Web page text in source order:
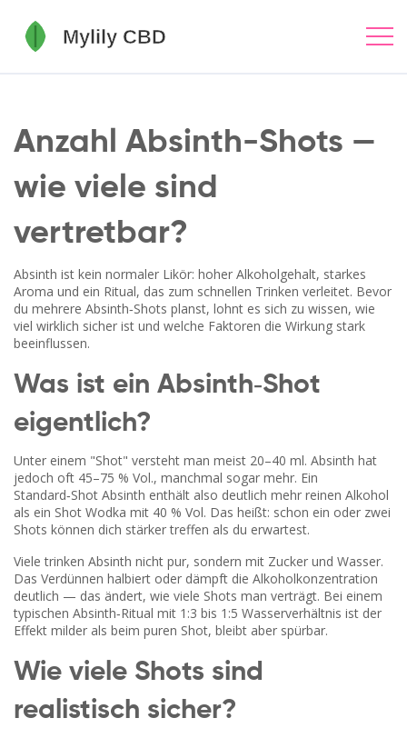
Anzahl Absinth-Shots —
wie viele sind
vertretbar?
Absinth ist kein normaler Likör: hoher Alkoholgehalt, starkes
Aroma und ein Ritual, das zum schnellen Trinken verleitet. Bevor
du mehrere Absinth‑Shots planst, lohnt es sich zu wissen, wie
viel wirklich sicher ist und welche Faktoren die Wirkung stark
beeinflussen.
Was ist ein Absinth‑Shot
eigentlich?
Unter einem "Shot" versteht man meist 20–40 ml. Absinth hat
jedoch oft 45–75 % Vol., manchmal sogar mehr. Ein
Standard‑Shot Absinth enthält also deutlich mehr reinen Alkohol
als ein Shot Wodka mit 40 % Vol. Das heißt: schon ein oder zwei
Shots können dich stärker treffen als du erwartest.
Viele trinken Absinth nicht pur, sondern mit Zucker und Wasser.
Das Verdünnen halbiert oder dämpft die Alkoholkonzentration
deutlich — das ändert, wie viele Shots man verträgt. Bei einem
typischen Absinth‑Ritual mit 1:3 bis 1:5 Wasserverhältnis ist der
Effekt milder als beim puren Shot, bleibt aber spürbar.
Wie viele Shots sind
realistisch sicher?